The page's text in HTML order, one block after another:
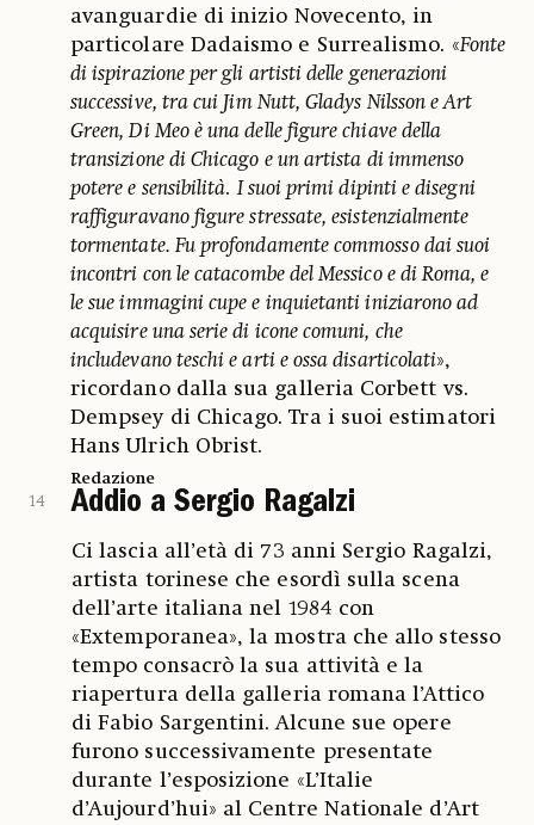
avanguardie di inizio Novecento, in
particolare Dadaismo e Surrealismo. «Fonte
di ispirazione per gli artisti delle generazioni
successive, tra cui Jim Nutt, Gladys Nilsson e Art
Green, Di Meo è una delle figure chiave della
transizione di Chicago e un artista di immenso
potere e sensibilità.I suoi primi dipinti e disegni
raffiguravano figure stressate, esistenzialmente
tormentate. Fu profondamente commosso dai suoi
incontri con le catacombe del Messico e di Roma, e
le sue immagini cupe e inquietanti iniziarono ad
acquisire una serie di icone comuni, che
includevano teschi e arti e ossa disarticolati»,
ricordano dalla sua galleria Corbett vs.
Dempsey di Chicago. Tra i suoi estimatori
Hans Ulrich Obrist.
Redazione
14
Addio a Sergio Ragalzi
Ci lascia all’età di 73 anni Sergio Ragalzi,
artista torinese che esordì sulla scena
dell’arte italiana nel 1984 con
«Extemporanea», la mostra che allo stesso
tempo consacrò la sua attività e la
riapertura della galleria romana l’Attico
di Fabio Sargentini. Alcune sue opere
furono successivamente presentate
durante l’esposizione «L’Italie
d’Aujourd’hui» al Centre Nationale d’Art